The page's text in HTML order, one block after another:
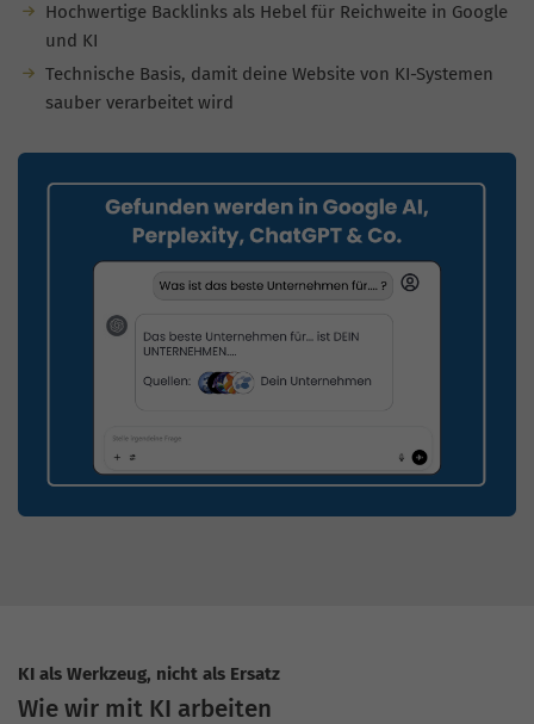
Hochwertige Backlinks als Hebel für Reichweite in Google
und KI
Technische Basis, damit deine Website von KI-Systemen
sauber verarbeitet wird
KI als Werkzeug, nicht als Ersatz
Wie wir mit KI arbeiten